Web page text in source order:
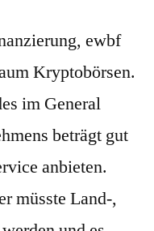
ewbf
Kryptobörsen.
im General
beträgt gut
anbieten.
müsste Land-,